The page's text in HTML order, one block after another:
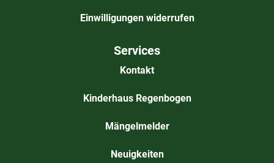
Einwilligungen widerrufen
Services
Kontakt
Kinderhaus Regenbogen
Mängelmelder
Neuigkeiten